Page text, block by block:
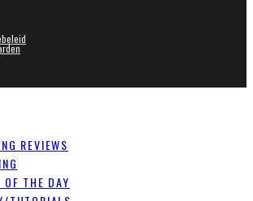
REVIEWS
THE DAY